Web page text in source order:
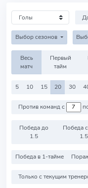
Выбор сезонов
Весь
матч
Первый
тайм
5 10 15 20 30
Против команд с
Победа до
1.5
Победа
1.5
Победа в 1-тайме
Только с текущим